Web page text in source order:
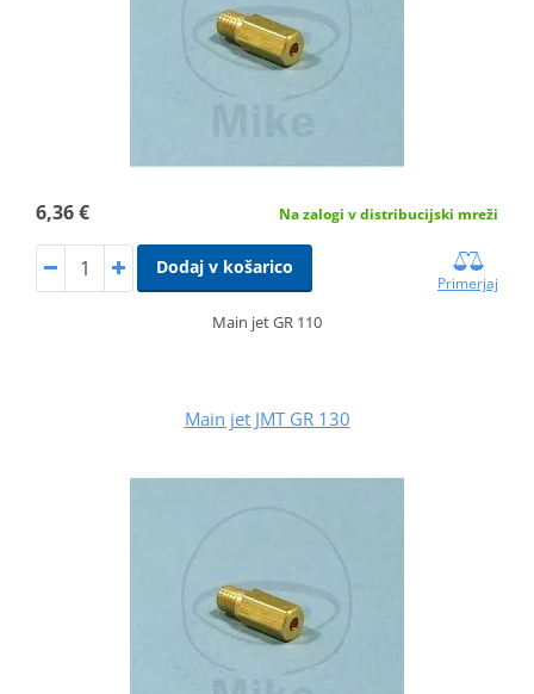
6,36 € Na zalogi v distribucijski mreži
Dodaj v košarico
Primerjaj
Main jet GR 110
Main jet JMT GR 130